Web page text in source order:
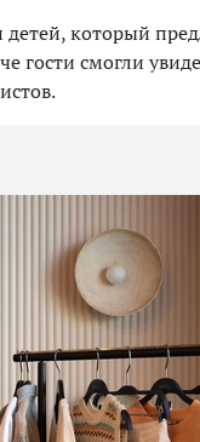
который
гости смогли